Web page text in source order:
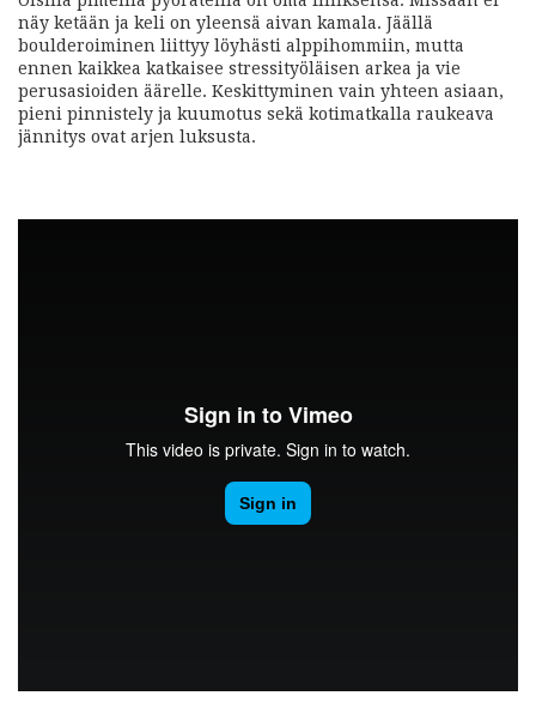
näy ketään ja keli on yleensä aivan kamala. Jäällä
boulderoiminen liittyy löyhästi alppihommiin, mutta
ennen kaikkea katkaisee stressityöläisen arkea ja vie
perusasioiden äärelle. Keskittyminen vain yhteen asiaan,
pieni pinnistely ja kuumotus sekä kotimatkalla raukeava
jännitys ovat arjen luksusta.